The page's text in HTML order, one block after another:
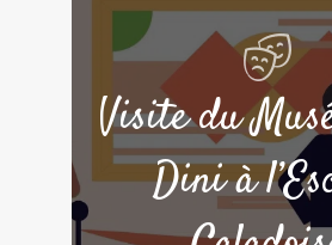
Visite du
Dini à